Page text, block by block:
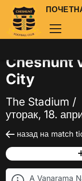
Cheshunt
City
The Stadium /
уторак, 18.
назад на match
A Vanarama